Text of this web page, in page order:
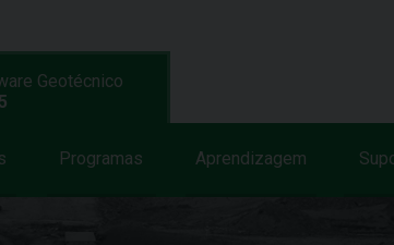
Geotécnico
Programas Aprendizagem